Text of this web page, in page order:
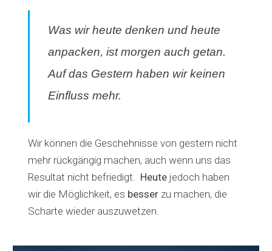
Was wir heute denken und heute
anpacken, ist morgen auch getan.
Auf das Gestern haben wir keinen
Einfluss mehr.
Wir können die Geschehnisse von gestern nicht
mehr rückgängig machen, auch wenn uns das
Resultat nicht befriedigt. Heute jedoch haben
wir die Möglichkeit, es besser zu machen, die
Scharte wieder auszuwetzen.